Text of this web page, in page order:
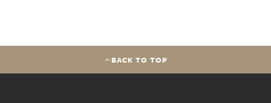
BACK TO TOP